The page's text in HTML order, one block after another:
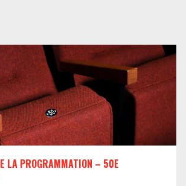
LA PROGRAMMATION – 50E